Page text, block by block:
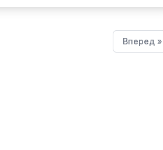
Вперед »